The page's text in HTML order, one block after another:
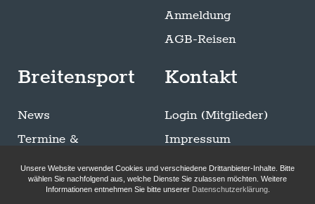
Anmeldung
AGB-Reisen
Breitensport
News
Termine &
Trainingszeiten
Sommer Breitensport
Kontakt
Login (Mitglieder)
Impressum
Datenschutzerklärung
Unsere Website verwendet Cookies und verschiedene Drittanbieter-Inhalte. Bitte
wählen Sie nachfolgend aus, welche Dienste Sie zulassen möchten. Weitere
Informationen entnehmen Sie bitte unserer Datenschutzerklärung.